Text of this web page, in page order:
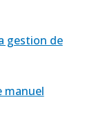
gestion de
manuel